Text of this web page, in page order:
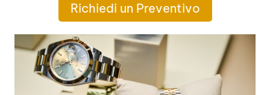
Richiedi un Preventivo